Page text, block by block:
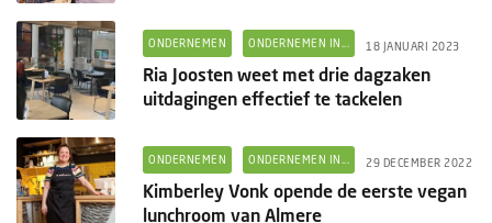
ONDERNEMEN ONDERNEMEN IN... 18 JANUARI 2023
Ria Joosten weet met drie dagzaken
uitdagingen effectief te tackelen
ONDERNEMEN ONDERNEMEN IN... 29 DECEMBER 2022
Kimberley Vonk opende de eerste vegan
lunchroom van Almere